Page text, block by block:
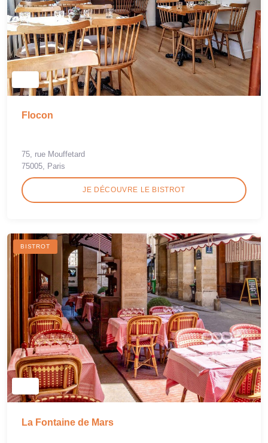
Flocon
75, rue Mouffetard
75005, Paris
JE DÉCOUVRE LE BISTROT
BISTROT
La Fontaine de Mars